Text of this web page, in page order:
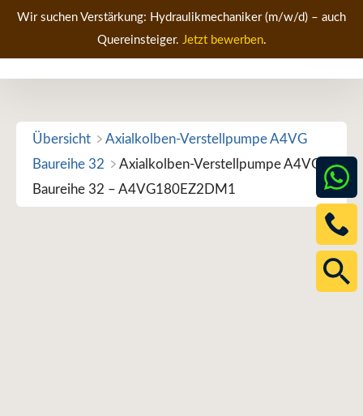
Zum
springen
Wir suchen Verstärkung: Hydraulikmechaniker (m/w/d) – auch
Quereinsteiger. Jetzt bewerben.
Übersicht
Axialkolben-Verstellpumpe A4VG
Baureihe 32
Axialkolben-Verstellpumpe A4VG
Baureihe 32 – A4VG180EZ2DM1